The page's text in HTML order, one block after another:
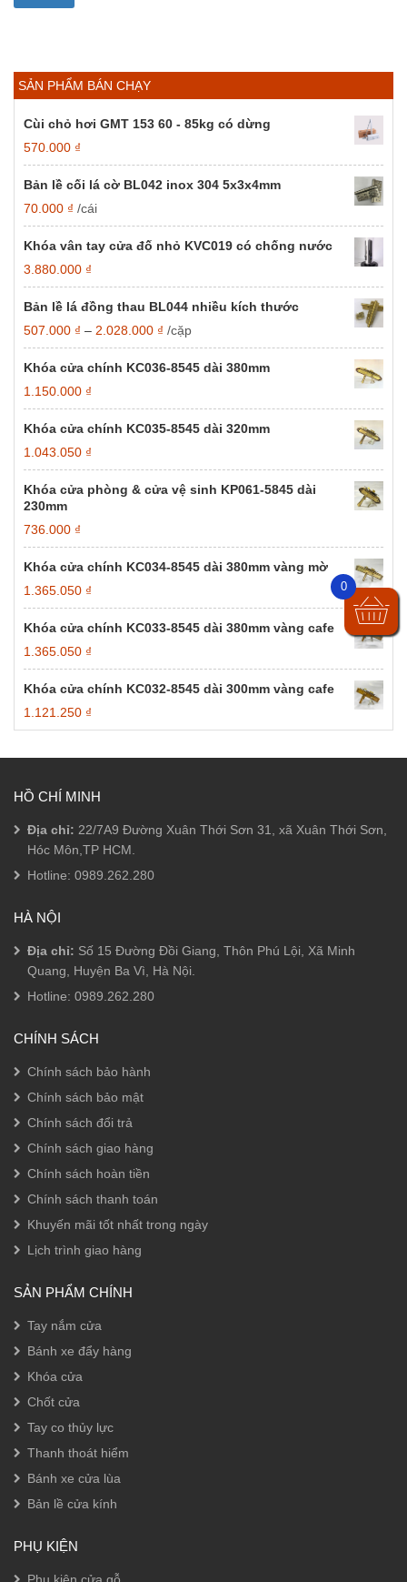
SẢN PHẨM BÁN CHẠY
Cùi chỏ hơi GMT 153 60 - 85kg có dừng
570.000 ₫
Bản lề cối lá cờ BL042 inox 304 5x3x4mm
70.000 ₫ /cái
Khóa vân tay cửa đố nhỏ KVC019 có chống nước
3.880.000 ₫
Bản lề lá đồng thau BL044 nhiều kích thước
507.000 ₫ – 2.028.000 ₫ Khoảng
giá:
từ
2.028.000 ₫
/cặp
Khóa cửa chính KC036-8545 dài 380mm
1.150.000 ₫
Khóa cửa chính KC035-8545 dài 320mm
1.043.050 ₫
Khóa cửa phòng & cửa vệ sinh KP061-5845 dài
230mm
736.000 ₫
Khóa cửa chính KC034-8545 dài 380mm vàng mờ
1.365.050 ₫
Khóa cửa chính KC033-8545 dài 380mm vàng cafe
1.365.050 ₫
Khóa cửa chính KC032-8545 dài 300mm vàng cafe
1.121.250 ₫
HỒ CHÍ MINH
Địa chỉ: 22/7A9 Đường Xuân Thới Sơn 31, xã Xuân Thới Sơn,
Hóc Môn,TP HCM.
Hotline: 0989.262.280
HÀ NỘI
Địa chỉ: Số 15 Đường Đồi Giang, Thôn Phú Lội, Xã Minh
Quang, Huyện Ba Vì, Hà Nội.
Hotline: 0989.262.280
CHÍNH SÁCH
Chính sách bảo hành
Chính sách bảo mật
Chính sách đổi trả
Chính sách giao hàng
Chính sách hoàn tiền
Chính sách thanh toán
Khuyến mãi tốt nhất trong ngày
Lịch trình giao hàng
SẢN PHẨM CHÍNH
Tay nắm cửa
Bánh xe đẩy hàng
Khóa cửa
Chốt cửa
Tay co thủy lực
Thanh thoát hiểm
Bánh xe cửa lùa
Bản lề cửa kính
PHỤ KIỆN
0